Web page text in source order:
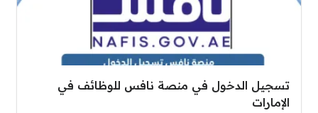
تسجيل الدخول في منصة نافس للوظائف في
الإمارات